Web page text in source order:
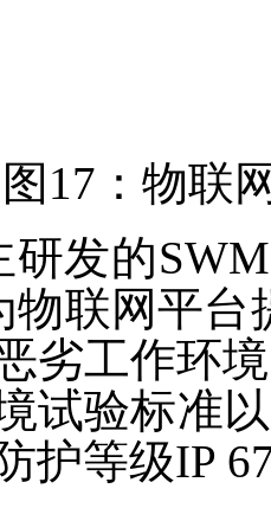
图17：物联
发的
物联网平
劣工作环
试验标准
护等级IP